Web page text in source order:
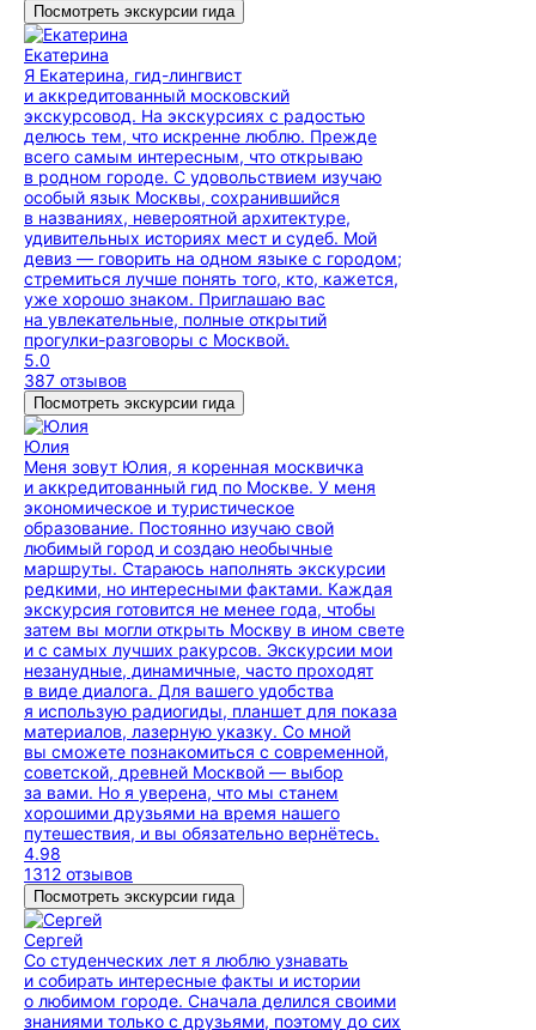
Посмотреть экскурсии гида
Екатерина
Я Екатерина, гид-лингвист
и аккредитованный московский
экскурсовод. На экскурсиях с радостью
делюсь тем, что искренне люблю. Прежде
всего самым интересным, что открываю
в родном городе. С удовольствием изучаю
особый язык Москвы, сохранившийся
в названиях, невероятной архитектуре,
удивительных историях мест и судеб. Мой
девиз — говорить на одном языке с городом;
стремиться лучше понять того, кто, кажется,
уже хорошо знаком. Приглашаю вас
на увлекательные, полные открытий
прогулки-разговоры с Москвой.
5.0
387 отзывов
Посмотреть экскурсии гида
Юлия
Меня зовут Юлия, я коренная москвичка
и аккредитованный гид по Москве. У меня
экономическое и туристическое
образование. Постоянно изучаю свой
любимый город и создаю необычные
маршруты. Стараюсь наполнять экскурсии
редкими, но интересными фактами. Каждая
экскурсия готовится не менее года, чтобы
затем вы могли открыть Москву в ином свете
и с самых лучших ракурсов. Экскурсии мои
незанудные, динамичные, часто проходят
в виде диалога. Для вашего удобства
я использую радиогиды, планшет для показа
материалов, лазерную указку. Со мной
вы сможете познакомиться с современной,
советской, древней Москвой — выбор
за вами. Но я уверена, что мы станем
хорошими друзьями на время нашего
путешествия, и вы обязательно вернётесь.
4.98
1312 отзывов
Посмотреть экскурсии гида
Сергей
Со студенческих лет я люблю узнавать
и собирать интересные факты и истории
о любимом городе. Сначала делился своими
знаниями только с друзьями, поэтому до сих